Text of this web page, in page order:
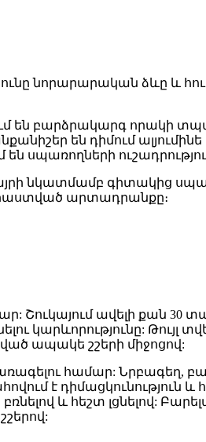
նորարարական ձևը և
են բարձրակարգ որակի
են դիմում
սպառողների
նկատմամբ գիտակից
արտադրանքը։
Շուկայում ավելի քան 30
կարևորությունը: Թույլ
ապակե շշերի միջոցով:
համար: Նրբագեղ,
է դիմացկունություն
և հեշտ լցնելով: